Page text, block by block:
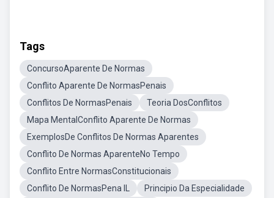
Tags
ConcursoAparente De Normas
Conflito Aparente De NormasPenais
Conflitos De NormasPenais
Teoria DosConflitos
Mapa MentalConflito Aparente De Normas
ExemplosDe Conflitos De Normas Aparentes
Conflito De Normas AparenteNo Tempo
Conflito Entre NormasConstitucionais
Conflito De NormasPena IL
Principio Da Especialidade